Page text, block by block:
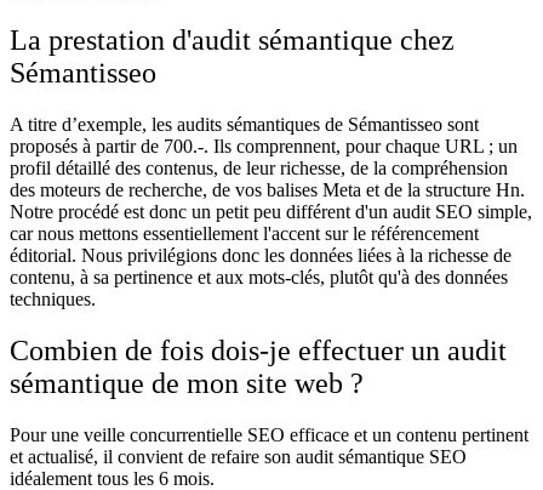
La prestation d'audit sémantique chez
Sémantisseo
A titre d’exemple, les audits sémantiques de Sémantisseo sont
proposés à partir de 700.-. Ils comprennent, pour chaque URL ; un
profil détaillé des contenus, de leur richesse, de la compréhension
des moteurs de recherche, de vos balises Meta et de la structure Hn.
Notre procédé est donc un petit peu différent d'un audit SEO simple,
car nous mettons essentiellement l'accent sur le référencement
éditorial. Nous privilégions donc les données liées à la richesse de
contenu, à sa pertinence et aux mots-clés, plutôt qu'à des données
techniques.
Combien de fois dois-je effectuer un audit
sémantique de mon site web ?
Pour une veille concurrentielle SEO efficace et un contenu pertinent
et actualisé, il convient de refaire son audit sémantique SEO
idéalement tous les 6 mois.